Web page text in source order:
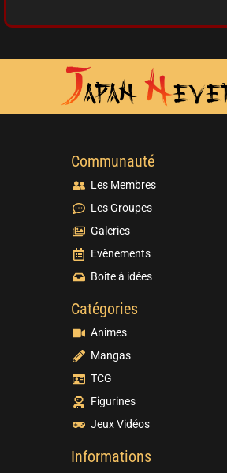
Communauté
Les Membres
Les Groupes
Galeries
Evènements
Boite à idées
Catégories
Animes
Mangas
TCG
Figurines
Jeux Vidéos
Informations